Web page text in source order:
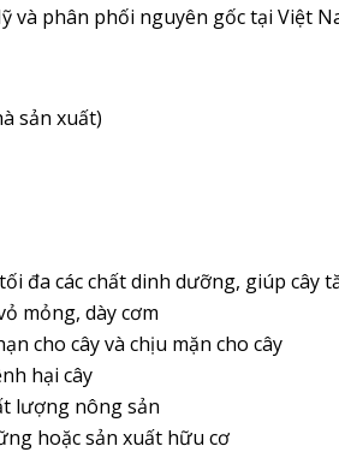
và phân phối nguyên gốc tại Việt
sản xuất)
đa các chất dinh dưỡng, giúp cây
mỏng, dày cơm
cho cây và chịu mặn cho cây
hại cây
lượng nông sản
hoặc sản xuất hữu cơ